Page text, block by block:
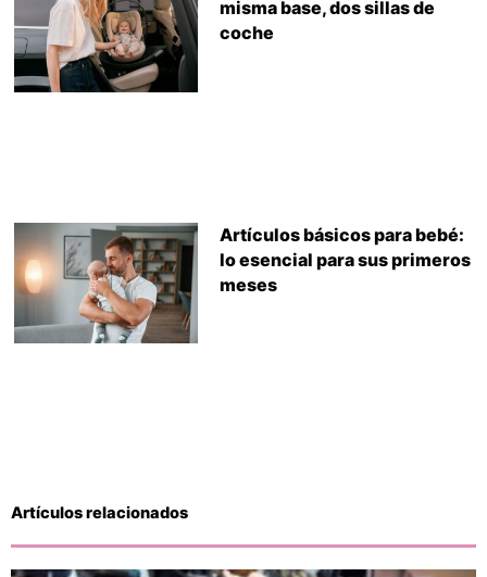
misma base, dos sillas de
coche
Artículos básicos para bebé:
lo esencial para sus primeros
meses
Artículos relacionados